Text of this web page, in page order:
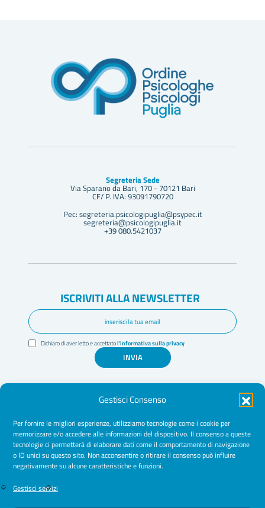
Gestisci Consenso
Per fornire le migliori esperienze, utilizziamo tecnologie come i cookie per
memorizzare e/o accedere alle informazioni del dispositivo. Il consenso a queste
tecnologie ci permetterà di elaborare dati come il comportamento di navigazione
o ID unici su questo sito. Non acconsentire o ritirare il consenso può influire
negativamente su alcune caratteristiche e funzioni.
Gestisci servizi
Segreteria Sede
Via Sparano da Bari, 170 - 70121 Bari
CF/ P. IVA: 93091790720
Pec: segreteria.psicologipuglia@psypec.it
segreteria@psicologipuglia.it
+39 080.5421037
ISCRIVITI ALLA NEWSLETTER
Dichiaro di aver letto e accettatol'informativa sulla privacy
INVIA
Amministrazione Trasparente
Normative
Cookie Policy
Privacy Policy